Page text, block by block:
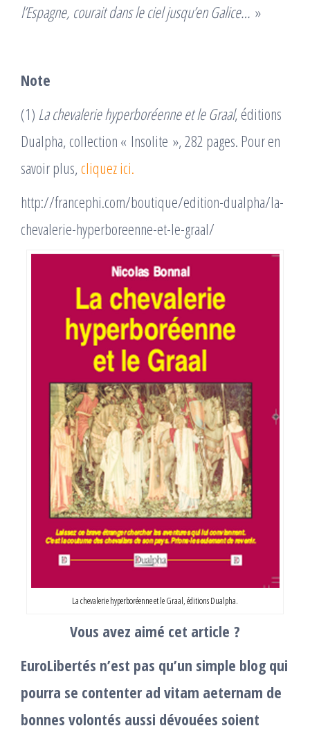
l’Espagne, courait dans le ciel jusqu’en Galice… »
Note
(1) La chevalerie hyperboréenne et le Graal, éditions
Dualpha, collection « Insolite », 282 pages. Pour en
savoir plus,cliquez ici.
http://francephi.com/boutique/edition-dualpha/la-
chevalerie-hyperboreenne-et-le-graal/
La chevalerie hyperboréenne et le Graal, éditions Dualpha.
Vous avez aimé cet article ?
EuroLibertés n’est pas qu’un simple blog qui
pourra se contenter ad vitam aeternam de
bonnes volontés aussi dévouées soient